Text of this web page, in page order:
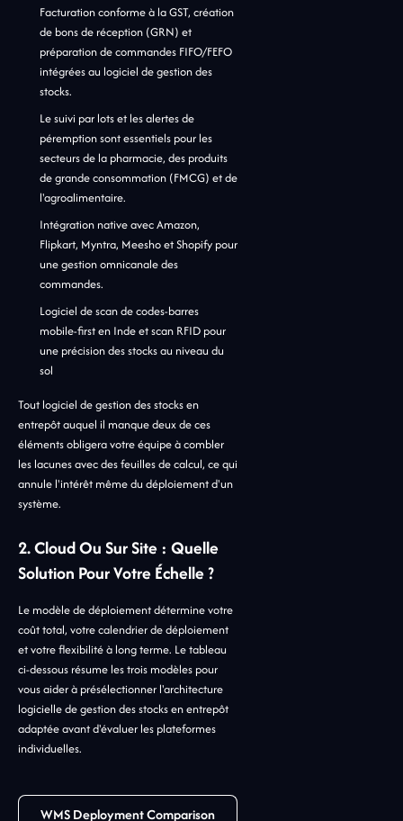
Facturation conforme à la GST, création
de bons de réception (GRN) et
préparation de commandes FIFO/FEFO
intégrées au logiciel de gestion des
stocks.
Le suivi par lots et les alertes de
péremption sont essentiels pour les
secteurs de la pharmacie, des produits
de grande consommation (FMCG) et de
l'agroalimentaire.
Intégration native avec Amazon,
Flipkart, Myntra, Meesho et Shopify pour
une gestion omnicanale des
commandes.
Logiciel de scan de codes-barres
mobile-first en Inde et scan RFID pour
une précision des stocks au niveau du
sol
Tout logiciel de gestion des stocks en
entrepôt auquel il manque deux de ces
éléments obligera votre équipe à combler
les lacunes avec des feuilles de calcul, ce qui
annule l'intérêt même du déploiement d'un
système.
2. Cloud Ou Sur Site : Quelle
Solution Pour Votre Échelle ?
Le modèle de déploiement détermine votre
coût total, votre calendrier de déploiement
et votre flexibilité à long terme. Le tableau
ci-dessous résume les trois modèles pour
vous aider à présélectionner l'architecture
logicielle de gestion des stocks en entrepôt
adaptée avant d'évaluer les plateformes
individuelles.
WMS Deployment Comparison